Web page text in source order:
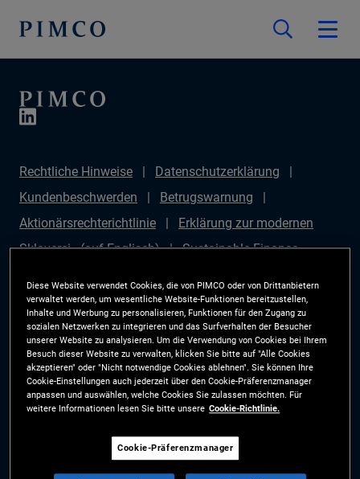
Rechtliche Hinweise
Datenschutzerklärung
Kundenbeschwerden
Betrugswarnung
Aktionärsrechterichtlinie
Erklärung zur modernen
Sklaverei - (auf Englisch)
Sustainable Finance
Anlegerrechte
Site Map
Cookie-Präferenzmanager
PIMCO ESG Rating Methodology
Die Informationen auf dieser Website sind ausschließlich für Deutsche
Staatsbürger bestimmt.
ausschließlich zu Informationszwecken und dürfen nicht als
Anlageberatung verstanden werden. Anleger sollten vor einer
Diese Website verwendet Cookies, die von PIMCO oder von Drittanbietern
verwaltet werden, um wesentliche Website-Funktionen bereitzustellen,
Inhalte und Werbung zu personalisieren, Funktionen für den Zugang zu
sozialen Netzwerken zu integrieren und das Surfverhalten der Besucher
unserer Website zu analysieren. Um die Verwendung von Cookies bei Ihrem
Besuch dieser Website zu verwalten, klicken Sie bitte auf "Alle Cookies
akzeptieren" oder "Nicht notwendige Cookies ablehnen". Sie können Ihre
Cookie-Einstellungen auch jederzeit über den Cookie-Präferenzmanager
anpassen und auswählen, welche Cookies Sie zulassen möchten. Für
weitere Informationen lesen Sie bitte unsere Cookie-Richtlinie.
Cookie-Präferenzmanager